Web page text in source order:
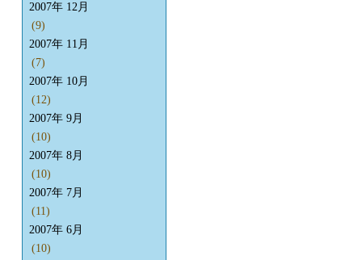
2007年 12月
(9)
2007年 11月
(7)
2007年 10月
(12)
2007年 9月
(10)
2007年 8月
(10)
2007年 7月
(11)
2007年 6月
(10)